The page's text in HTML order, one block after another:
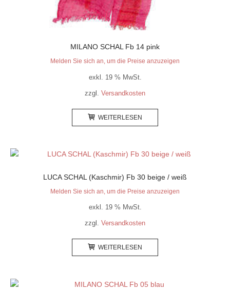
MILANO SCHAL Fb 14 pink
Melden Sie sich an, um die Preise anzuzeigen
exkl. 19 % MwSt.
zzgl. Versandkosten
WEITERLESEN
LUCA SCHAL (Kaschmir) Fb 30 beige / weiß
Melden Sie sich an, um die Preise anzuzeigen
exkl. 19 % MwSt.
zzgl. Versandkosten
WEITERLESEN